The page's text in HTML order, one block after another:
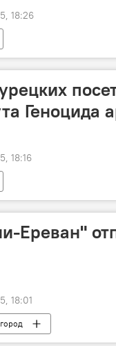
18:26
Геноцида
18:16
Ереван"
18:01
город